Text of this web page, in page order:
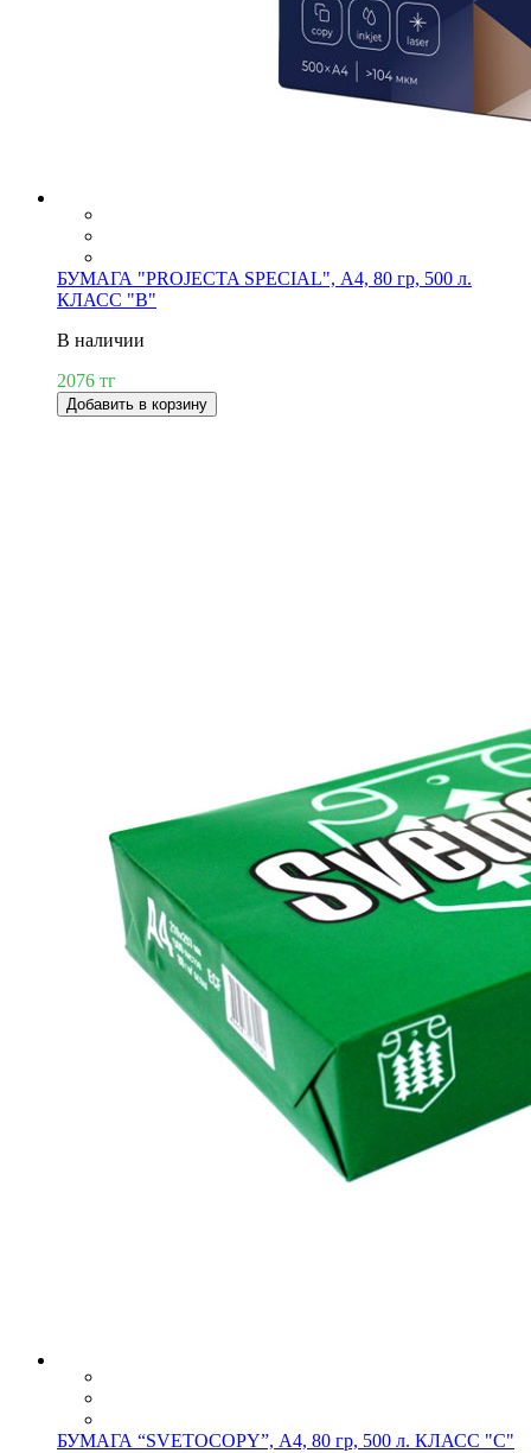
БУМАГА "PROJECTA SPECIAL", А4, 80 гр, 500 л.
КЛАСС "В"
В наличии
2076 тг
Добавить в корзину
БУМАГА “SVETOCOPY”, А4, 80 гр, 500 л. КЛАСС "С"